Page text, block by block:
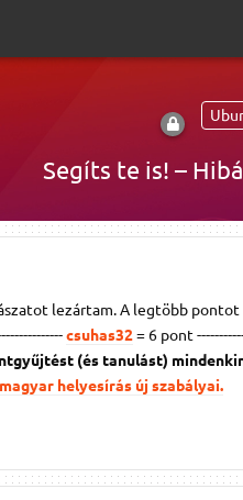
Segíts te is! –
lezártam. A legtöbb pontot
csuhas32= 6 pont
(és tanulást)
helyesírás új szabályai.